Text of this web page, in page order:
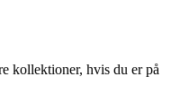
kollektioner, hvis du er på